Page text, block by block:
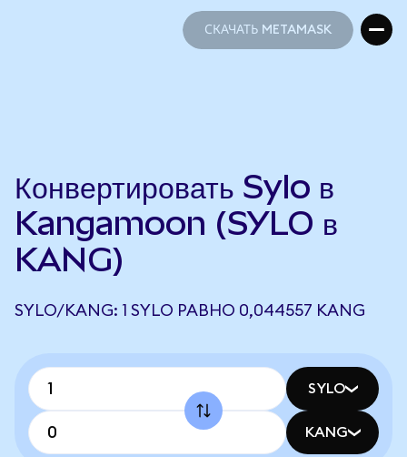
СКАЧАТЬ METAMASK
Конвертировать Sylo в
Kangamoon (SYLO в
KANG)
SYLO/KANG: 1 SYLO РАВНО 0,044557 KANG
SYLO
KANG